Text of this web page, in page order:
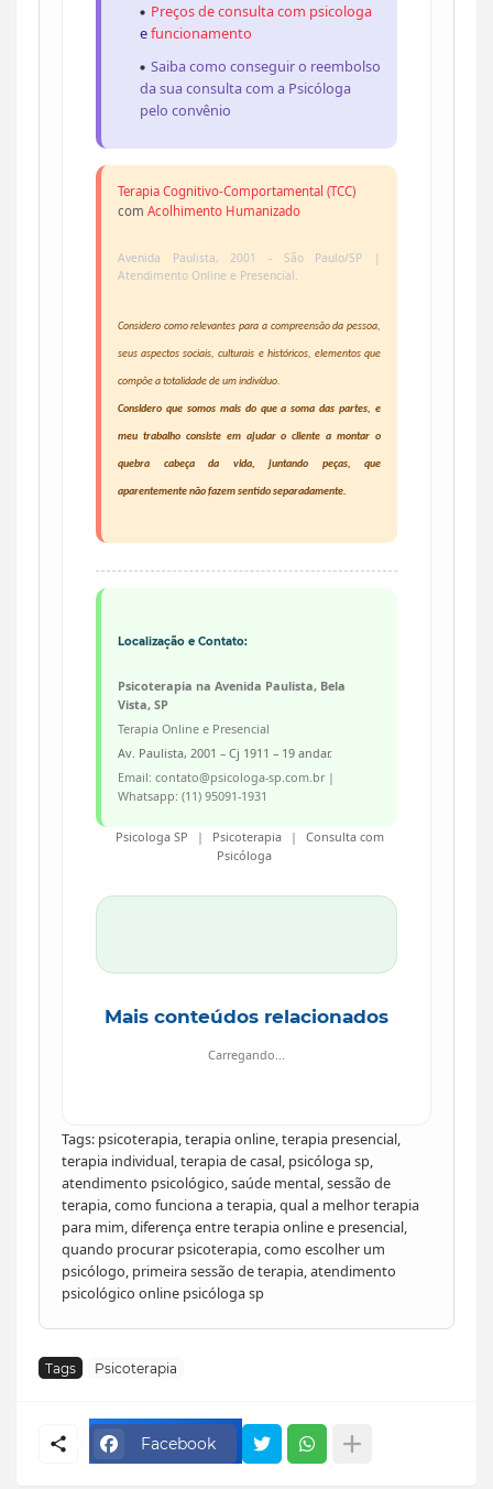
Preços de consulta com psicologa
efuncionamento
Saiba como conseguir o reembolso
da sua consulta com a Psicóloga
pelo convênio
Terapia Cognitivo-Comportamental (TCC)
com Acolhimento Humanizado
Avenida Paulista, 2001 - São Paulo/SP |
Atendimento Online e Presencial.
Considero como relevantes para a compreensão da pessoa,
seus aspectos sociais, culturais e históricos, elementos que
compõe a totalidade de um indivíduo.
Considero que somos mais do que a soma das partes, e
meu trabalho consiste em ajudar o cliente a montar o
quebra cabeça da vida, juntando peças, que
aparentemente não fazem sentido separadamente.
Localização e Contato:
Psicoterapia na Avenida Paulista, Bela
Vista, SP
Terapia Online e Presencial
Av. Paulista, 2001 – Cj 1911 – 19 andar.
Email: contato@psicologa-sp.com.br |
Whatsapp: (11) 95091-1931
Psicologa SP | Psicoterapia |
Consulta com
Psicóloga
Mais conteúdos relacionados
Carregando...
Tags: psicoterapia, terapia online, terapia presencial,
terapia individual, terapia de casal, psicóloga sp,
atendimento psicológico, saúde mental, sessão de
terapia, como funciona a terapia, qual a melhor terapia
para mim, diferença entre terapia online e presencial,
quando procurar psicoterapia, como escolher um
psicólogo, primeira sessão de terapia, atendimento
psicológico online psicóloga sp
Tags Psicoterapia
Facebook